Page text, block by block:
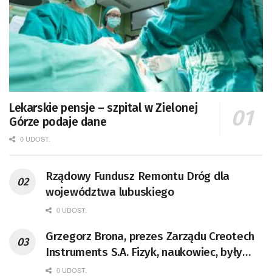
Lekarskie pensje – szpital w Zielonej
Górze podaje dane
0 UDOST.
Rządowy Fundusz Remontu Dróg dla
województwa lubuskiego
0 UDOST.
Grzegorz Brona, prezes Zarządu Creotech
Instruments S.A. Fizyk, naukowiec, były
pracownik CERN w Genewie,
0 UDOST.